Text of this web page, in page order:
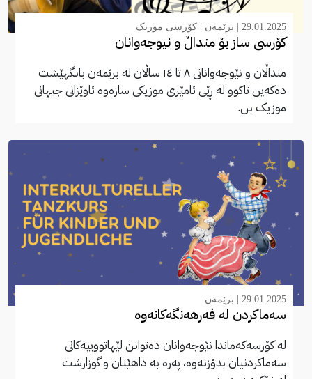
29.01.2025 | برێمەن کۆرسی موزیک
کۆرسی ساز بۆ منداڵ و نیوجەوانان
منداڵان و نێوجەوانانی ٨ تا ١٤ ساڵان لە برێمەن بانگهێشت
دەکەین تاکوو لە ڕێی ئامێری موزیکی سازەوە ئاوێزانی جیهانی
موزیک بن.
29.01.2025 | برێمەن
سەماکردن لە فەرهەنگەکانەوە
لە کۆرسەکەماندا نێوجەوانان دەتوانن لێهاتووییەکانی
سەماکردنیان بدۆزنەوە، پەرە بە داهێنان و گوزارشت